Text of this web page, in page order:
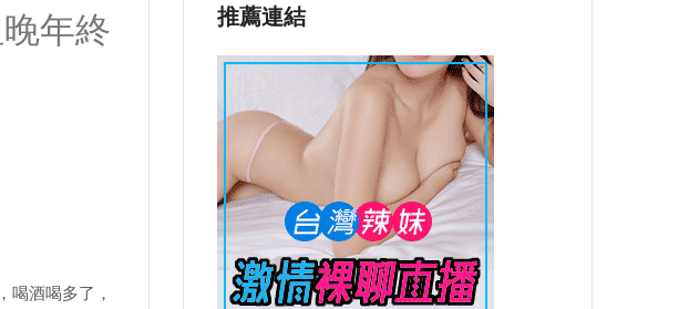
年終
喝酒喝多了，
推薦連結